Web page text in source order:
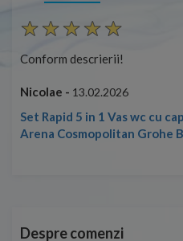
Conform descrierii!
Nicolae - 13.02.2026
Set Rapid 5 in 1 Vas wc cu
Arena Cosmopolitan Grohe
Despre comenzi